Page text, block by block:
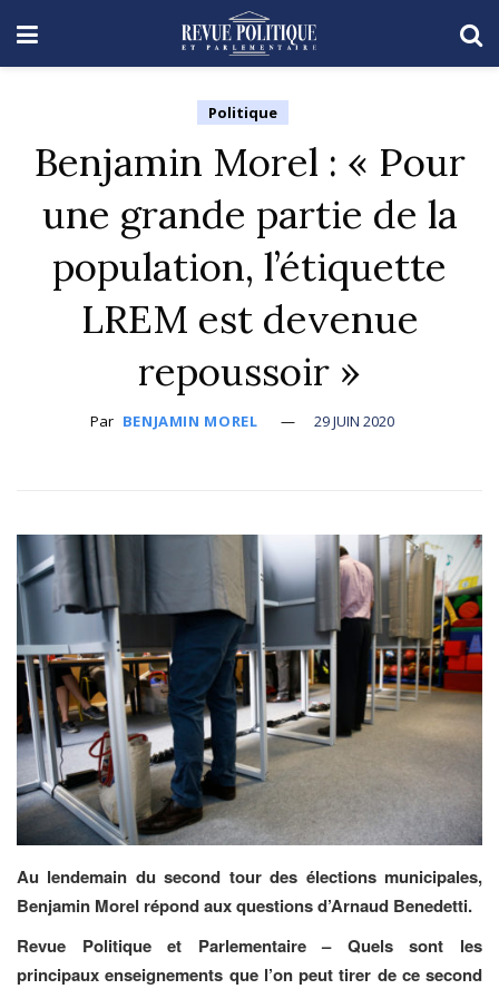
Politique
Benjamin Morel : « Pour
une grande partie de la
population, l’étiquette
LREM est devenue
repoussoir »
Par BENJAMIN MOREL 29 JUIN 2020
Au lendemain du second tour des élections municipales,
Benjamin Morel répond aux questions d’Arnaud Benedetti.
Revue Politique et Parlementaire – Quels sont les
principaux enseignements que l’on peut tirer de ce second